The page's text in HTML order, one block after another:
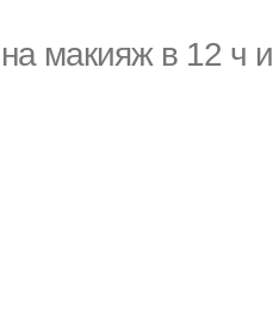
макияж в 12 ч и